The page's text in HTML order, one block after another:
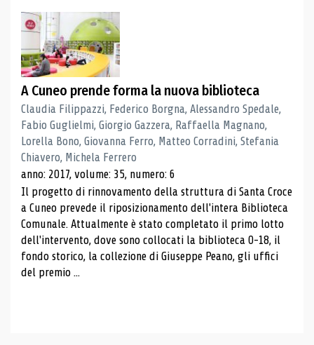
A Cuneo prende forma la nuova biblioteca
Claudia Filippazzi, Federico Borgna, Alessandro Spedale,
Fabio Guglielmi, Giorgio Gazzera, Raffaella Magnano,
Lorella Bono, Giovanna Ferro, Matteo Corradini, Stefania
Chiavero, Michela Ferrero
anno: 2017, volume: 35, numero: 6
Il progetto di rinnovamento della struttura di Santa Croce
a Cuneo prevede il riposizionamento dell'intera Biblioteca
Comunale. Attualmente è stato completato il primo lotto
dell'intervento, dove sono collocati la biblioteca 0-18, il
fondo storico, la collezione di Giuseppe Peano, gli uffici
del premio ...